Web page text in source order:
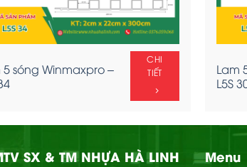
5 sóng Winmaxpro –
CHI
TIẾT
Lam
L5S
SX & TM NHỰA HÀ LINH Menu